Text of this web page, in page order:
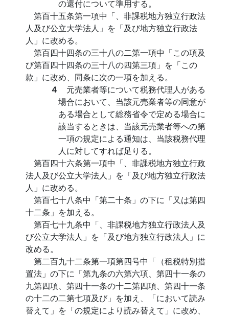
の還付について準用する。
第百十五条第一項中「、非課税地方独立行政法
人及び公立大学法人」を「及び地方独立行政法
人」に改める。
第百四十四条の三十八の二第一項中「この項及
び第百四十四条の三十八の四第三項」を「この
款」に改め、同条に次の一項を加える。
４ 元売業者等について税務代理人がある
場合において、当該元売業者等の同意が
ある場合として総務省令で定める場合に
該当するときは、当該元売業者等への第
一項の規定による通知は、当該税務代理
人に対してすれば足りる。
第百四十六条第一項中「、非課税地方独立行政
法人及び公立大学法人」を「及び地方独立行政法
人」に改める。
第百七十八条中「第二十条」の下に「又は第四
十二条」を加える。
第百七十九条中「、非課税地方独立行政法人及
び公立大学法人」を「及び地方独立行政法人」に
改める。
第二百九十二条第一項第四号中「（租税特別措
置法」の下に「第九条の六第六項、第四十一条の
九第四項、第四十一条の十二第四項、第四十一条
の十二の二第七項及び」を加え、「において読み
替えて」を「の規定により読み替えて」に改め、